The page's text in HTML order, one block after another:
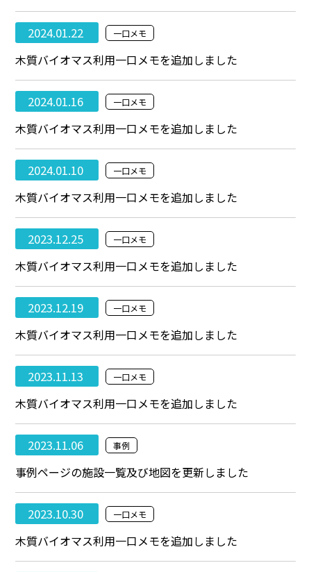
2024.01.22 一口メモ
木質バイオマス利用一口メモを追加しました
2024.01.16 一口メモ
木質バイオマス利用一口メモを追加しました
2024.01.10 一口メモ
木質バイオマス利用一口メモを追加しました
2023.12.25 一口メモ
木質バイオマス利用一口メモを追加しました
2023.12.19 一口メモ
木質バイオマス利用一口メモを追加しました
2023.11.13 一口メモ
木質バイオマス利用一口メモを追加しました
2023.11.06 事例
事例ページの施設一覧及び地図を更新しました
2023.10.30 一口メモ
木質バイオマス利用一口メモを追加しました